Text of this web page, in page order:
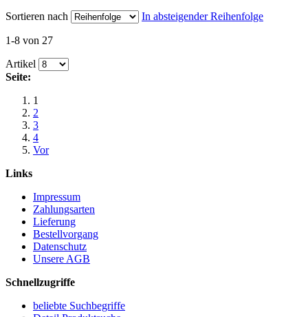
Sortieren nach
In absteigender Reihenfolge
1-8 von 27
Artikel
Seite:
1
2
3
4
Vor
Links
Impressum
Zahlungsarten
Lieferung
Bestellvorgang
Datenschutz
Unsere AGB
Schnellzugriffe
beliebte Suchbegriffe